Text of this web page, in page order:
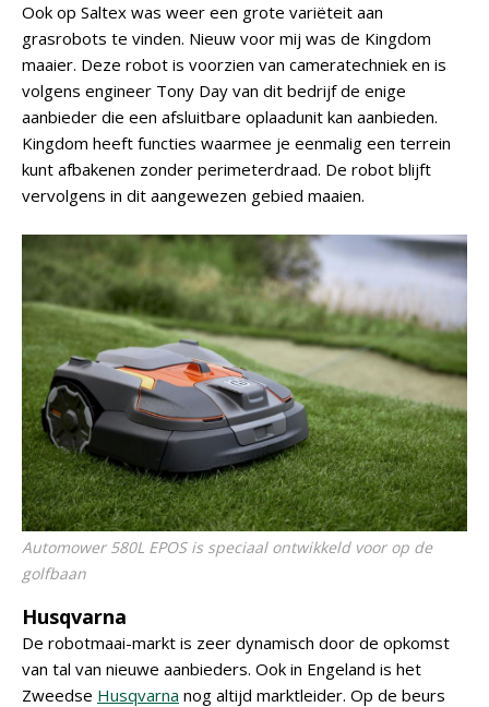
Ook op Saltex was weer een grote variëteit aan
grasrobots te vinden. Nieuw voor mij was de Kingdom
maaier. Deze robot is voorzien van cameratechniek en is
volgens engineer Tony Day van dit bedrijf de enige
aanbieder die een afsluitbare oplaadunit kan aanbieden.
Kingdom heeft functies waarmee je eenmalig een terrein
kunt afbakenen zonder perimeterdraad. De robot blijft
vervolgens in dit aangewezen gebied maaien.
Automower 580L EPOS is speciaal ontwikkeld voor op de
golfbaan
Husqvarna
De robotmaai-markt is zeer dynamisch door de opkomst
van tal van nieuwe aanbieders. Ook in Engeland is het
Zweedse Husqvarna nog altijd marktleider. Op de beurs